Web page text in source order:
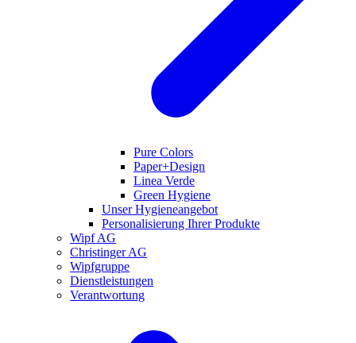
Pure Colors
Paper+Design
Linea Verde
Green Hygiene
Unser Hygieneangebot
Personalisierung Ihrer Produkte
Wipf AG
Christinger AG
Wipfgruppe
Dienstleistungen
Verantwortung